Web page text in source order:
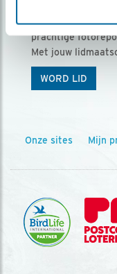
Vogels is het
prachtige
Met jouw
WORD LID
Onze sites Mijn